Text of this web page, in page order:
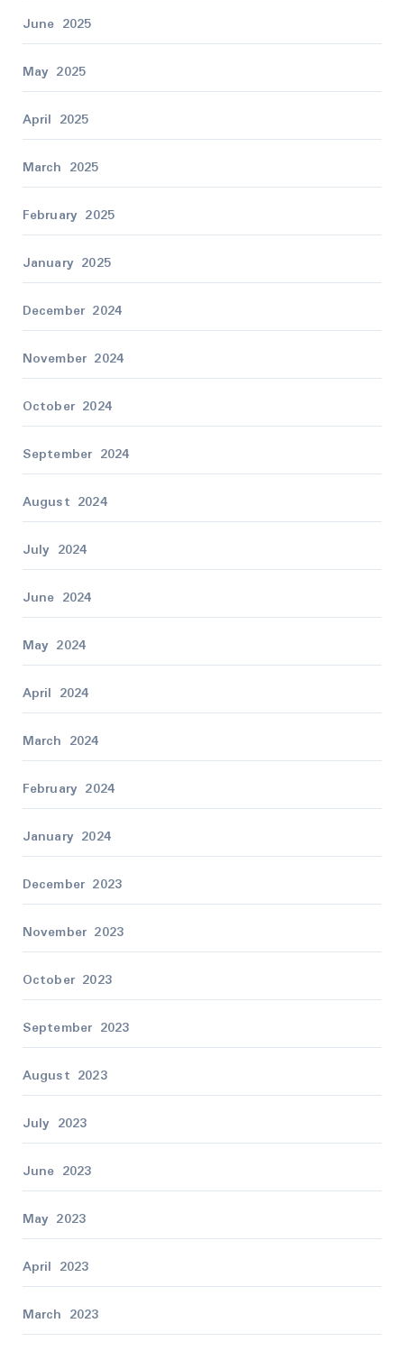
June 2025
May 2025
April 2025
March 2025
February 2025
January 2025
December 2024
November 2024
October 2024
September 2024
August 2024
July 2024
June 2024
May 2024
April 2024
March 2024
February 2024
January 2024
December 2023
November 2023
October 2023
September 2023
August 2023
July 2023
June 2023
May 2023
April 2023
March 2023